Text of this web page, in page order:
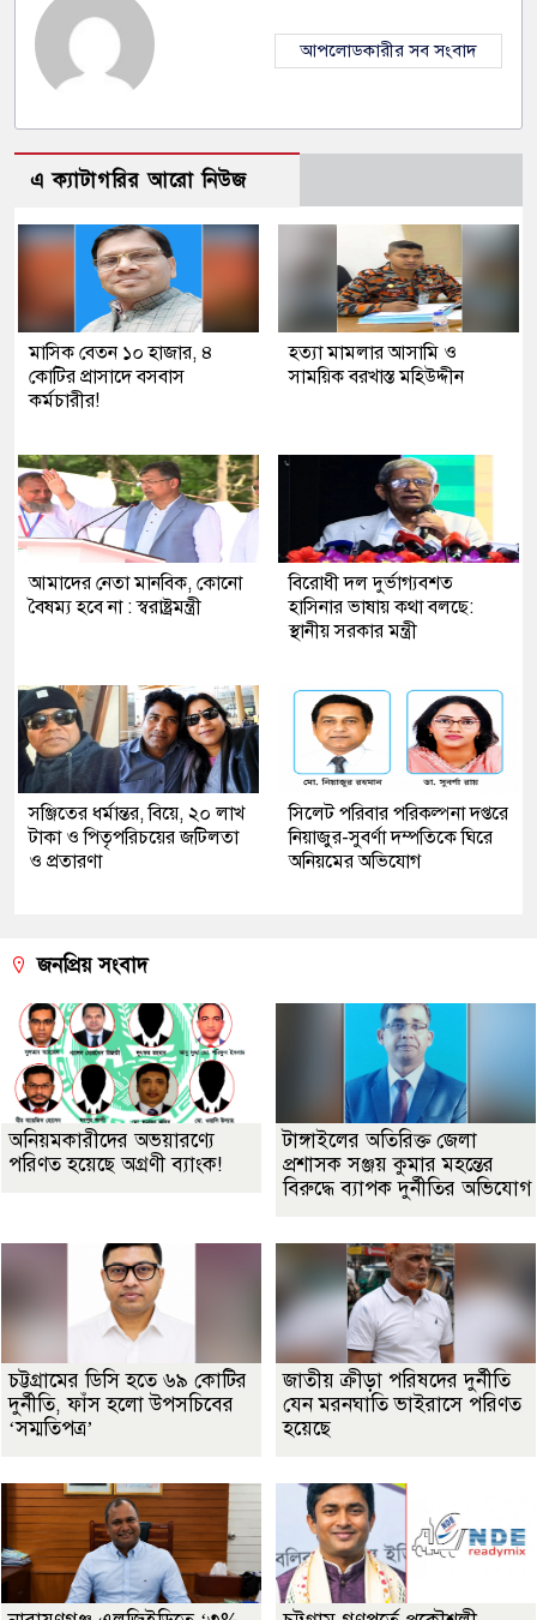
আপলোডকারীর সব সংবাদ
এ ক্যাটাগরির আরো নিউজ
মাসিক বেতন ১০ হাজার, ৪
কোটির প্রাসাদে বসবাস
কর্মচারীর!
হত্যা মামলার আসামি ও
সাময়িক বরখাস্ত মহিউদ্দীন
আমাদের নেতা মানবিক, কোনো
বৈষম্য হবে না : স্বরাষ্ট্রমন্ত্রী
বিরোধী দল দুর্ভাগ্যবশত
হাসিনার ভাষায় কথা বলছে:
স্থানীয় সরকার মন্ত্রী
সঞ্জিতের ধর্মান্তর, বিয়ে, ২০ লাখ
টাকা ও পিতৃপরিচয়ের জটিলতা
ও প্রতারণা
সিলেট পরিবার পরিকল্পনা দপ্তরে
নিয়াজুর-সুবর্ণা দম্পতিকে ঘিরে
অনিয়মের অভিযোগ
জনপ্রিয় সংবাদ
অনিয়মকারীদের অভয়ারণ্যে
পরিণত হয়েছে অগ্রণী ব্যাংক!
টাঙ্গাইলের অতিরিক্ত জেলা
প্রশাসক সঞ্জয় কুমার মহন্তের
বিরুদ্ধে ব্যাপক দুর্নীতির অভিযোগ
চট্টগ্রামের ডিসি হতে ৬৯ কোটির
দুর্নীতি, ফাঁস হলো উপসচিবের
‘সম্মতিপত্র’
জাতীয় ক্রীড়া পরিষদের দুর্নীতি
যেন মরনঘাতি ভাইরাসে পরিণত
হয়েছে